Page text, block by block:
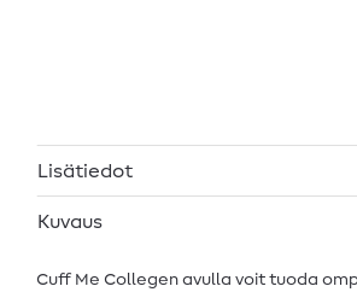
Lisätiedot
Kuvaus
Cuff Me Collegen avulla voit tuoda